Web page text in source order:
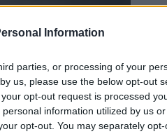
Information
parties, or processing of your
us, please use the below opt-out
opt-out request is processed
information utilized by us
opt-out. You may separately